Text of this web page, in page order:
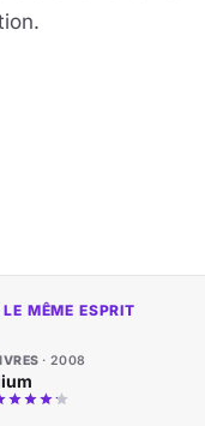
MÊME ESPRIT
2008